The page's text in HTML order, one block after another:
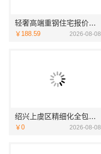
轻奢高端重钢住宅报价，云南晟构建筑建材有限公司
￥188.59 2026-08-08
绍兴上虞区精细化全包质量有保障，绍兴卓鑫装饰材料有限公司放心之选
￥0 2026-08-08